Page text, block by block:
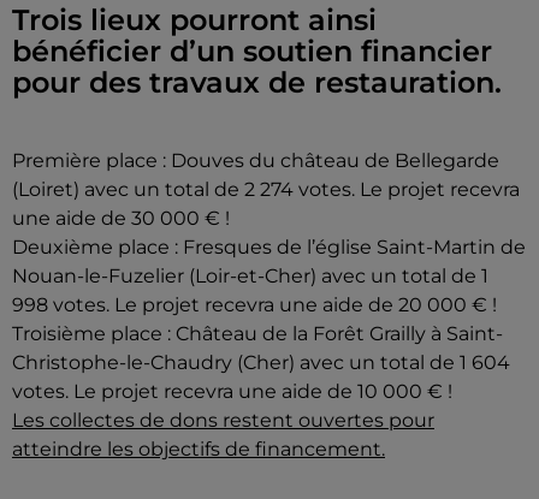
Trois lieux pourront ainsi
bénéficier d’un soutien financier
pour des travaux de restauration.
Première place : Douves du château de Bellegarde
(Loiret) avec un total de 2 274 votes. Le projet recevra
une aide de 30 000 € !
Deuxième place : Fresques de l’église Saint-Martin de
Nouan-le-Fuzelier (Loir-et-Cher) avec un total de 1
998 votes. Le projet recevra une aide de 20 000 € !
Troisième place : Château de la Forêt Grailly à Saint-
Christophe-le-Chaudry (Cher) avec un total de 1 604
votes. Le projet recevra une aide de 10 000 € !
Les collectes de dons restent ouvertes pour
atteindre les objectifs de financement.